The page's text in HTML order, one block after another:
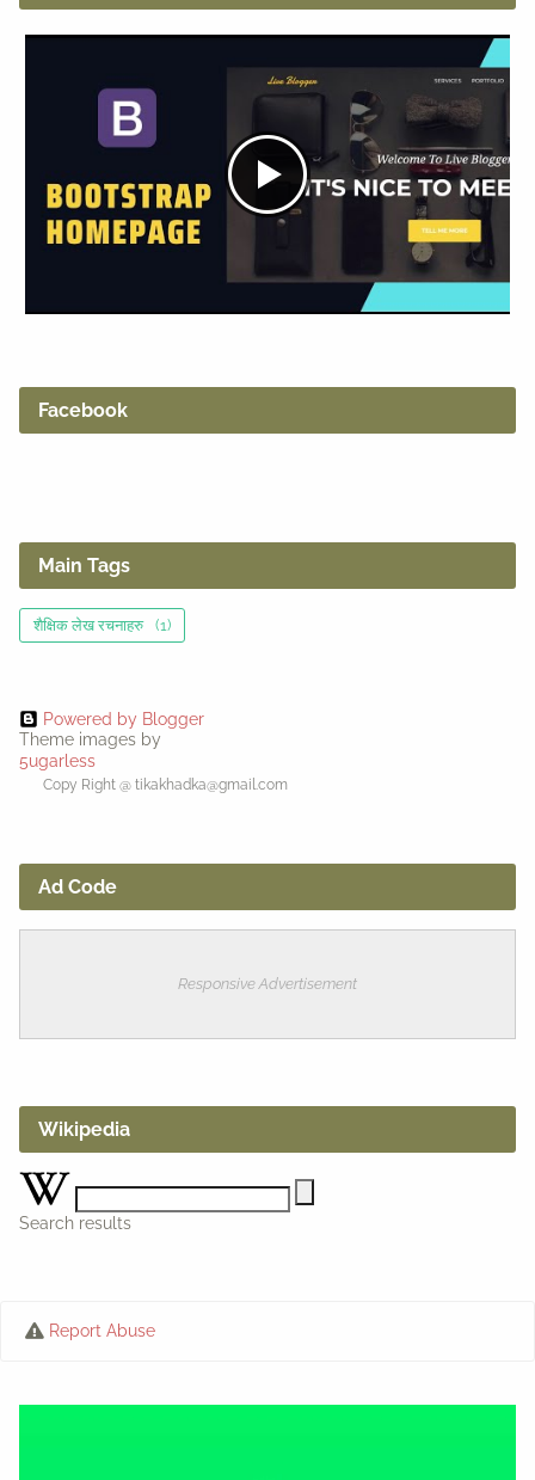
Facebook
Main Tags
शैक्षिक लेख रचनाहरु (1)
Powered by Blogger
Theme images by
5ugarless
Copy Right @ tikakhadka@gmail.com
Ad Code
Responsive Advertisement
Wikipedia
Search results
Report Abuse